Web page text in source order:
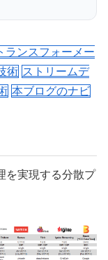
ランスフォーメー
術 ストリームデ
本ブログのナビ
を実現する分散プ